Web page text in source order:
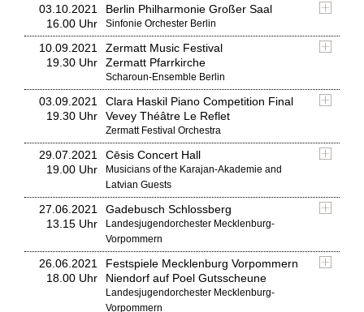
03.10.2021
16.00 Uhr
Berlin Philharmonie Großer Saal
Sinfonie Orchester Berlin
10.09.2021
19.30 Uhr
Zermatt Music Festival
Zermatt Pfarrkirche
Scharoun-Ensemble Berlin
03.09.2021
19.30 Uhr
Clara Haskil Piano Competition Final
Vevey Théâtre Le Reflet
Zermatt Festival Orchestra
29.07.2021
19.00 Uhr
Cēsis Concert Hall
Musicians of the Karajan-Akademie and
Latvian Guests
27.06.2021
13.15 Uhr
Gadebusch Schlossberg
Landesjugendorchester Mecklenburg-
Vorpommern
26.06.2021
18.00 Uhr
Festspiele Mecklenburg Vorpommern
Niendorf auf Poel Gutsscheune
Landesjugendorchester Mecklenburg-
Vorpommern